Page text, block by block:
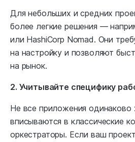
Для небольших и средних
более легкие решения —
или HashiCorp Nomad. Они
на настройку и позволяют
на рынок.
2. Учитывайте специфику
Не все приложения
вписываются в классические
оркестраторы. Если ваш